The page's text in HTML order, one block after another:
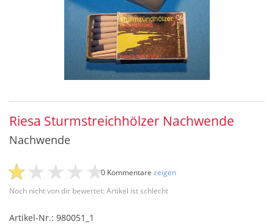
Riesa Sturmstreichhölzer Nachwende
Nachwende
Noch nicht von dir bewertet: Artikel ist schlecht
0 Kommentare zeigen
Artikel-Nr.: 980051_1